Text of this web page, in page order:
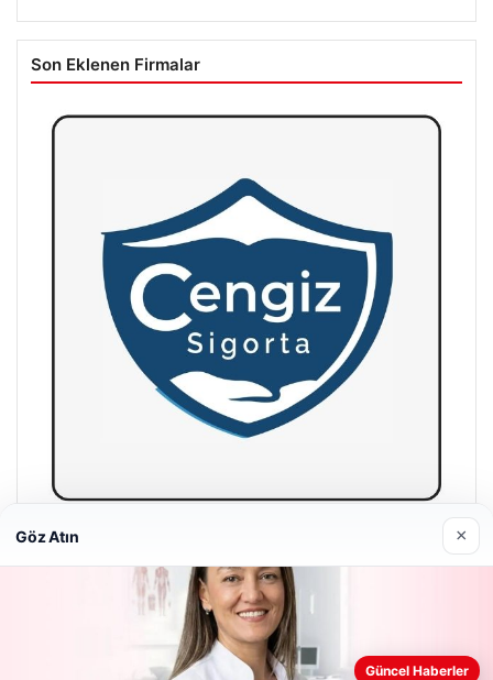
Son Eklenen Firmalar
Hastaş Beton
Göz Atın ×
Güncel Haberler